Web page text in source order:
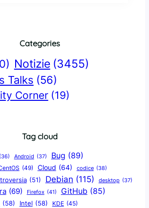
Categories
Notizie (3455)
Talks (56)
Corner (19)
Tag cloud
(36) Android (37) Bug (89)
(49) Cloud (64) codice (38)
(51) Debian (115) desktop (37)
(69) Firefox (41) GitHub (85)
(58) Intel (58) KDE (45)